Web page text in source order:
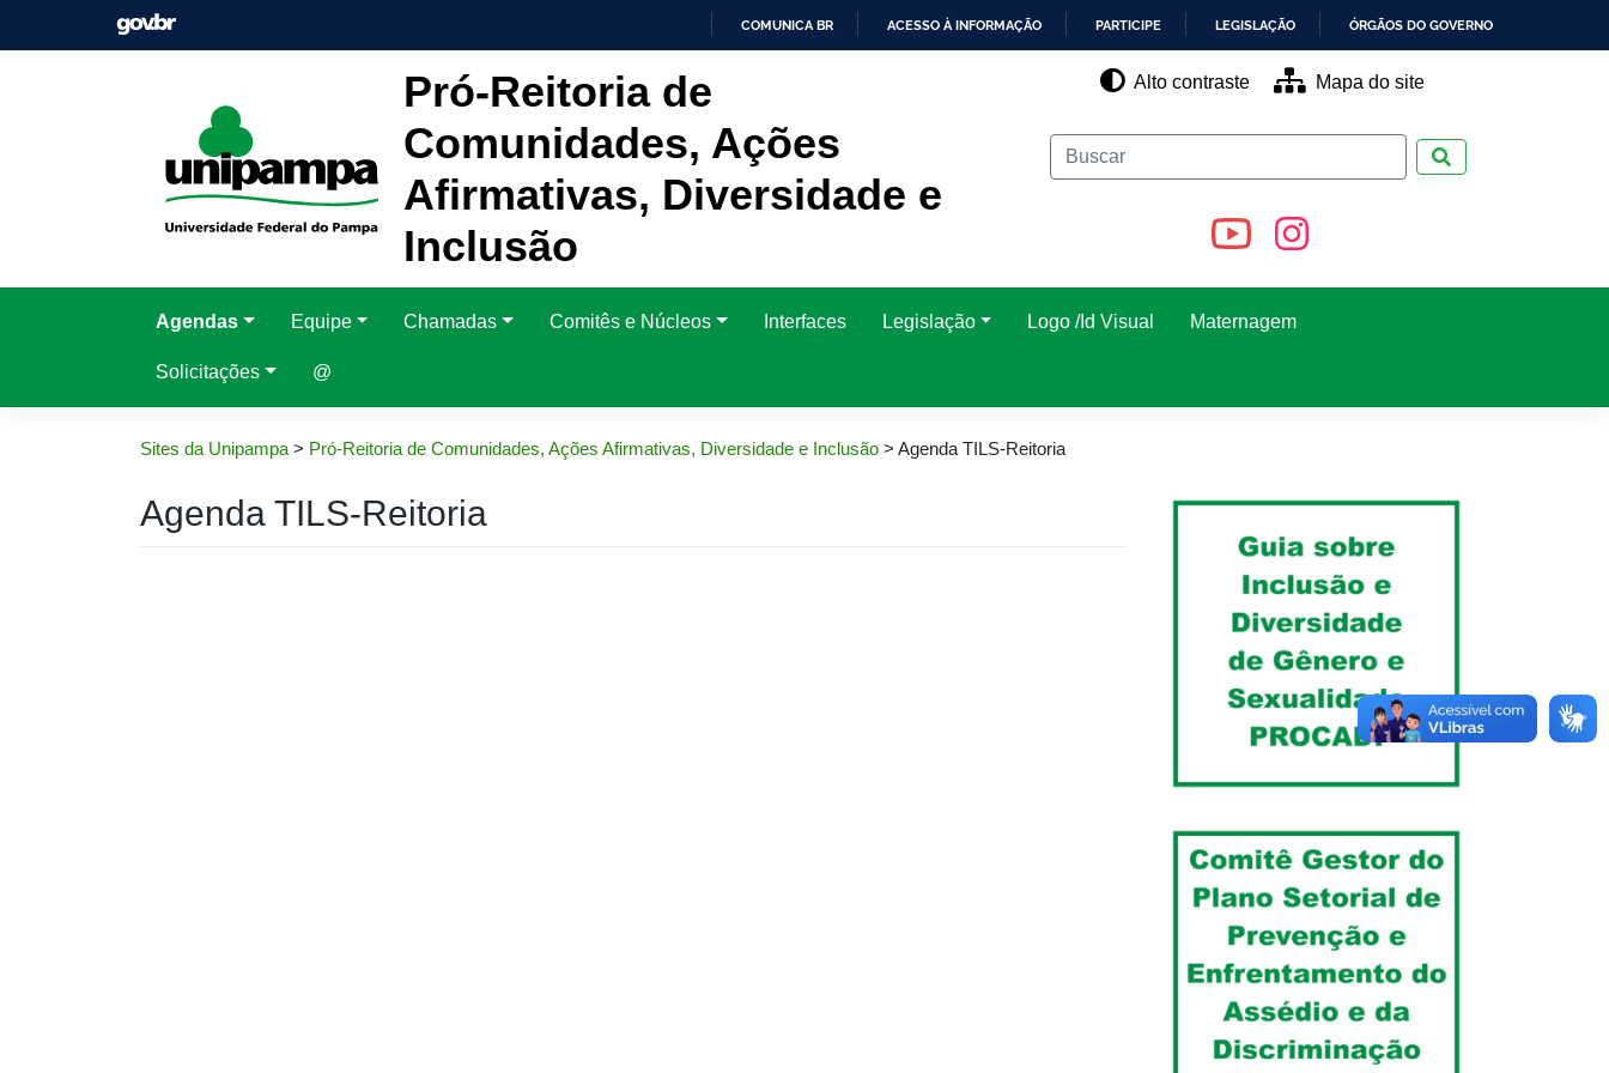
COMUNICA BR ACESSO À INFORMAÇÃO PARTICIPE LEGISLAÇÃO ÓRGÃOS DO GOVERNO
Pró-Reitoria de
Comunidades, Ações
Afirmativas, Diversidade e
Inclusão
Alto contraste Mapa do site
Agendas Equipe Chamadas Comitês e Núcleos Interfaces Legislação Logo /Id Visual Maternagem
Solicitações @
Sites da Unipampa> Pró-Reitoria de Comunidades, Ações Afirmativas, Diversidade e Inclusão > Agenda TILS-Reitoria
Agenda TILS-Reitoria